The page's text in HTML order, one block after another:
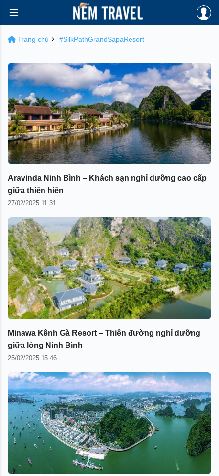
Trang chủ #SilkPathGrandSapaResort
Aravinda Ninh Bình – Khách sạn nghỉ dưỡng cao cấp
giữa thiên hiên
27/02/2025 11:31
Minawa Kênh Gà Resort – Thiên đường nghỉ dưỡng
giữa lòng Ninh Bình
25/02/2025 15:46